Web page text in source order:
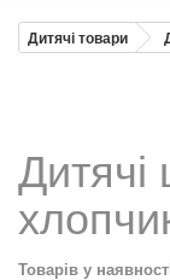
Дитячі товари
Товарів у